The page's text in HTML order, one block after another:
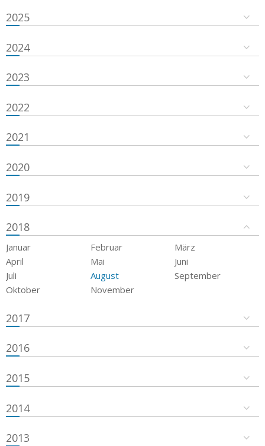
2025
2024
2023
2022
2021
2020
2019
2018
Januar Februar
März
April
Mai
Juni
Juli
August
September
Oktober
November
2017
2016
2015
2014
2013